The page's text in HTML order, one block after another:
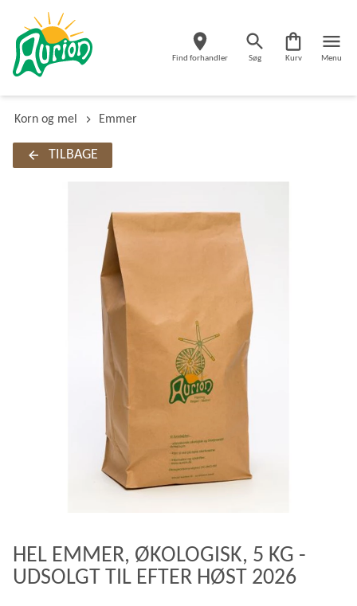
Find forhandler Søg Kurv Menu
Korn og mel Emmer
TILBAGE
HEL EMMER, ØKOLOGISK, 5 KG -
UDSOLGT TIL EFTER HØST 2026